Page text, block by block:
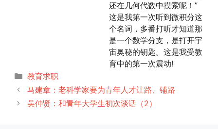
还在几何代数中摸索呢！”
这是我第一次听到微积分这
个名词，多番打听才知道那
是一个数学分支，是打开宇
宙奥秘的钥匙。这是我受教
育中的第一次震动!
分
类
教育求职
马建章：老科学家要为青年人才让路、铺路
吴仲贤：和青年大学生初次谈话（2）